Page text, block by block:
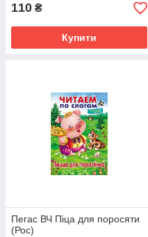
110 ₴
Купити
Пегас ВЧ Піца для поросяти
(Рос)